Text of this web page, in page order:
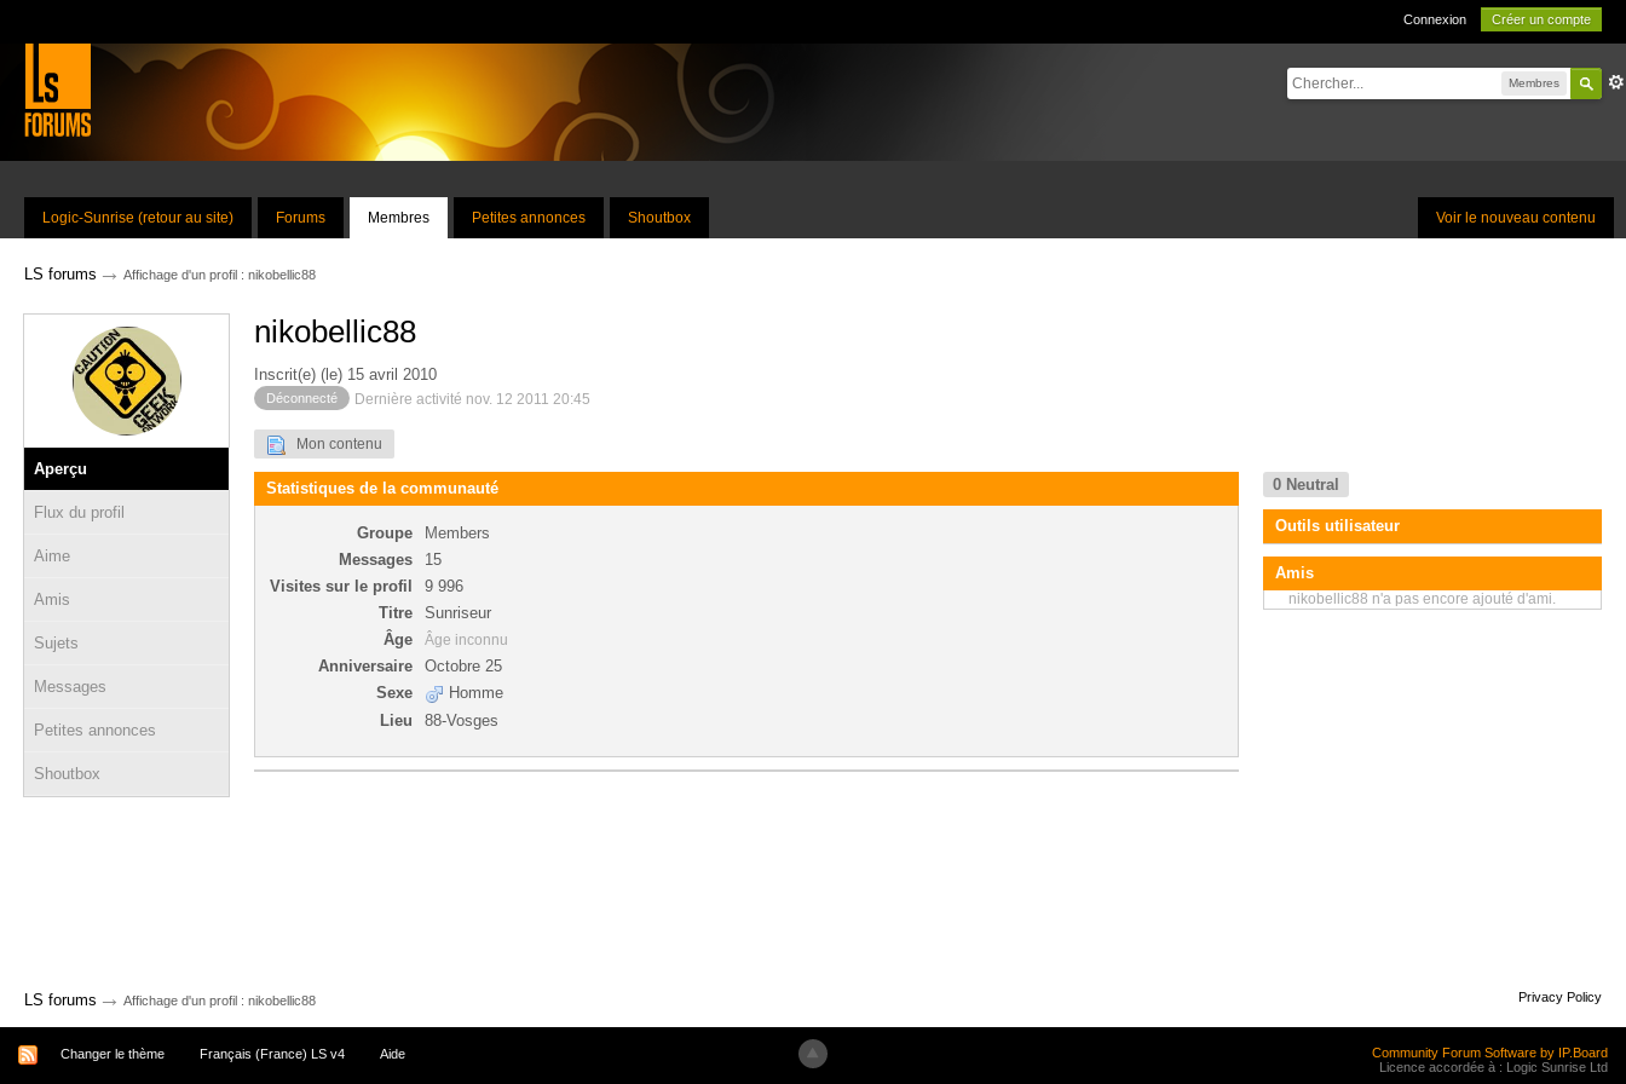
Connexion Créer un compte
Membres
Voir le nouveau contenu
Logic-Sunrise (retour au site) Forums Membres Petites annonces Shoutbox
LS forums → Affichage d'un profil : nikobellic88
Aperçu
Flux du profil
Aime
Amis
Sujets
Messages
Petites annonces
Shoutbox
nikobellic88
Inscrit(e) (le) 15 avril 2010
Déconnecté Dernière activité nov. 12 2011 20:45
Mon contenu
Statistiques de la communauté
Groupe
Members
Messages
15
Visites sur le profil
9 996
Titre
Sunriseur
Âge
Âge inconnu
Anniversaire
Octobre 25
Sexe
Homme
Lieu
88-Vosges
0 Neutral
Outils utilisateur
Amis
nikobellic88 n'a pas encore ajouté d'ami.
LS forums → Affichage d'un profil : nikobellic88 Privacy Policy
Changer le thème Français (France) LS v4 Aide
Community Forum Software by IP.Board
Licence accordée à : Logic Sunrise Ltd